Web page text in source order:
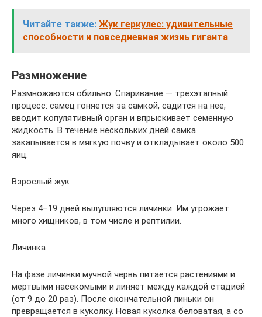
Читайте также: Жук геркулес: удивительные
способности и повседневная жизнь гиганта
Размножение
Размножаются обильно. Спаривание — трехэтапный
процесс: самец гоняется за самкой, садится на нее,
вводит копулятивный орган и впрыскивает семенную
жидкость. В течение нескольких дней самка
закапывается в мягкую почву и откладывает около 500
яиц.
Взрослый жук
Через 4–19 дней вылупляются личинки. Им угрожает
много хищников, в том числе и рептилии.
Личинка
На фазе личинки мучной червь питается растениями и
мертвыми насекомыми и линяет между каждой стадией
(от 9 до 20 раз). После окончательной линьки он
превращается в куколку. Новая куколка беловатая, а со